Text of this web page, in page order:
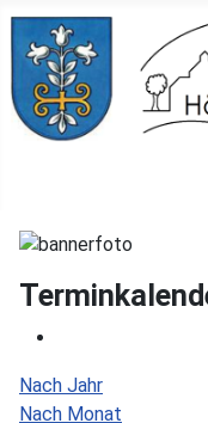
Nach Jahr
Nach Monat